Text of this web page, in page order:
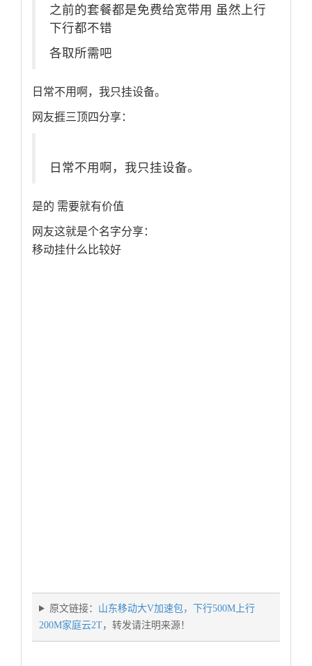
之前的套餐都是免费给宽带用 虽然上行
下行都不错
各取所需吧
日常不用啊，我只挂设备。
网友捱三顶四分享：
日常不用啊，我只挂设备。
是的 需要就有价值
网友这就是个名字分享：
移动挂什么比较好
原文链接： 山东移动大V加速包，下行500M上行
200M家庭云2T，转发请注明来源！